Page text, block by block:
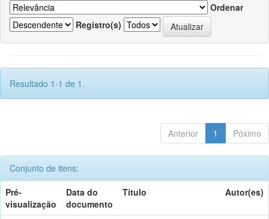
Ordenar
Registro(s)
Resultado 1-1 de 1.
Anterior 1 Póximo
Conjunto de itens:
Pré-
visualização
Data do
documento
Título Autor(es)